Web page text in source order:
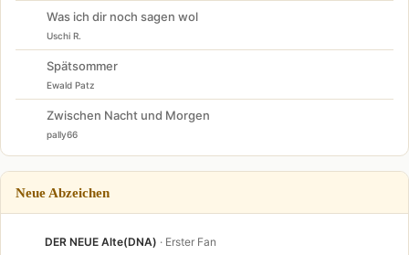
Was ich dir noch sagen wol
Uschi R.
Spätsommer
Ewald Patz
Zwischen Nacht und Morgen
pally66
Neue Abzeichen
DER NEUE Alte(DNA) · Erster Fan